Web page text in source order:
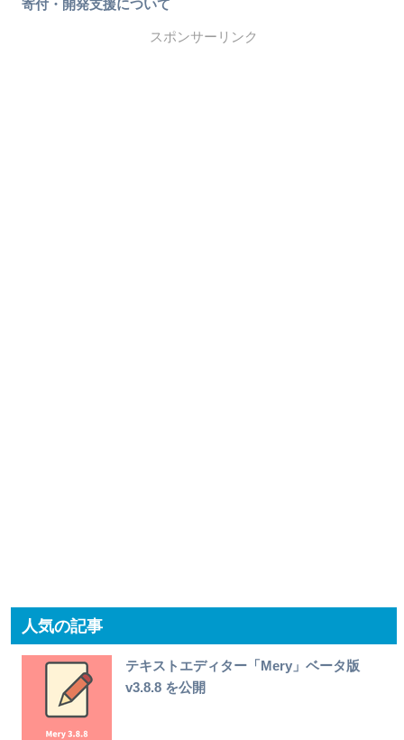
寄付・開発支援について
スポンサーリンク
人気の記事
テキストエディター「Mery」ベータ版
v3.8.8 を公開